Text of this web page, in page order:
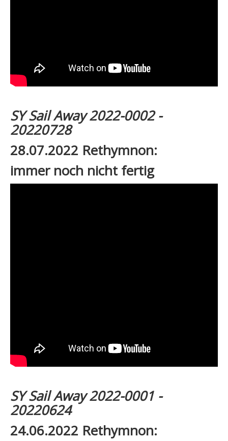
SY Sail Away 2022-0002 -
20220728
28.07.2022 Rethymnon:
immer noch nicht fertig
SY Sail Away 2022-0001 -
20220624
24.06.2022 Rethymnon: